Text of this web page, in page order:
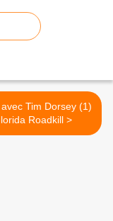
Tim Dorsey (1)
: Florida Roadkill >